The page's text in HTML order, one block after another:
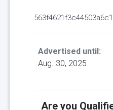
Advertised until:
Aug. 30, 2025
Are you